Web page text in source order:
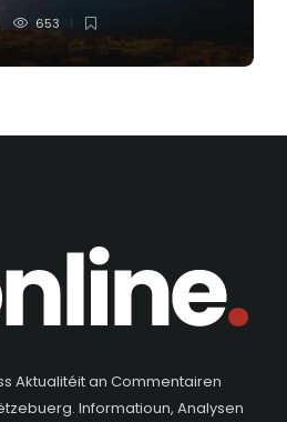
653
Aktualitéit an Commentairen
Informatioun, Analysen